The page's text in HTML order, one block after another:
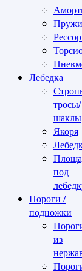
Лебедка
тросы/
шаклы
Якоря
под
Пороги /
подножки
из